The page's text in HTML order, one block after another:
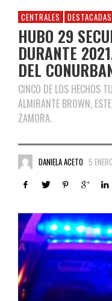
CENTRALES DESTACADAS
HUBO 29
DURANTE
DEL
CINCO DE LOS HECHOS
ALMIRANTE BROWN,
ZAMORA.
DANIELA ACETO 5